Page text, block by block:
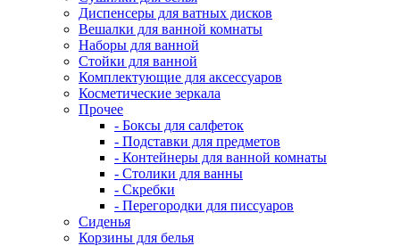
Диспенсеры для ватных дисков
Вешалки для ванной комнаты
Наборы для ванной
Стойки для ванной
Комплектующие для аксессуаров
Косметические зеркала
Прочее
- Боксы для салфеток
- Подставки для предметов
- Контейнеры для ванной комнаты
- Столики для ванны
- Скребки
- Перегородки для писсуаров
Сиденья
Корзины для белья